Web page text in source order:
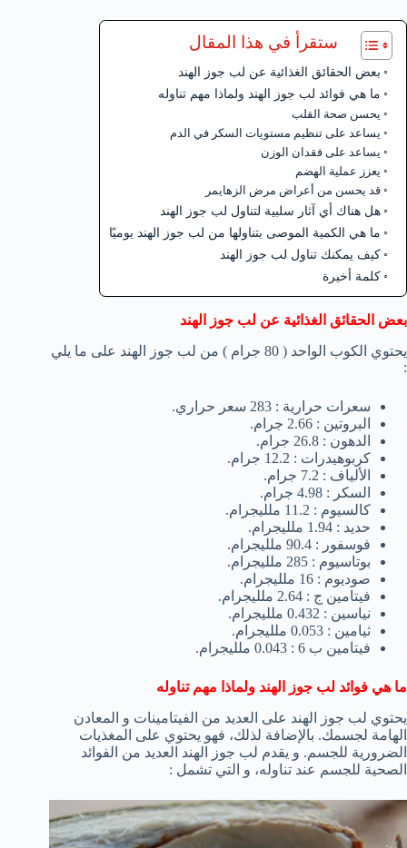
ستقرأ في هذا المقال
بعض الحقائق الغذائية عن لب جوز الهند
ما هي فوائد لب جوز الهند ولماذا مهم تناوله
يحسن صحة القلب
يساعد على تنظيم مستويات السكر في الدم
يساعد على فقدان الوزن
يعزز عملية الهضم
قد يحسن من أعراض مرض الزهايمر
هل هناك أي آثار سلبية لتناول لب جوز الهند
ما هي الكمية الموصى بتناولها من لب جوز الهند يوميًا
كيف يمكنك تناول لب جوز الهند
كلمة أخيرة
بعض الحقائق الغذائية عن لب جوز الهند
يحتوي الكوب الواحد ( 80 جرام ) من لب جوز الهند على ما يلي
:
سعرات حرارية : 283 سعر حراري.
البروتين : 2.66 جرام.
الدهون : 26.8 جرام.
كربوهيدرات : 12.2 جرام.
الألياف : 7.2 جرام.
السكر : 4.98 جرام.
كالسيوم : 11.2 ملليجرام.
حديد : 1.94 ملليجرام.
فوسفور : 90.4 ملليجرام.
بوتاسيوم : 285 ملليجرام.
صوديوم : 16 ملليجرام.
فيتامين ج : 2.64 ملليجرام.
نياسين : 0.432 ملليجرام.
ثيامين : 0.053 ملليجرام.
فيتامين ب 6 : 0.043 ملليجرام.
ما هي فوائد لب جوز الهند ولماذا مهم تناوله
يحتوي لب جوز الهند على العديد من الفيتامينات و المعادن
الهامة لجسمك. بالإضافة لذلك، فهو يحتوي على المغذيات
الضرورية للجسم. و يقدم لب جوز الهند العديد من الفوائد
الصحية للجسم عند تناوله، و التي تشمل :